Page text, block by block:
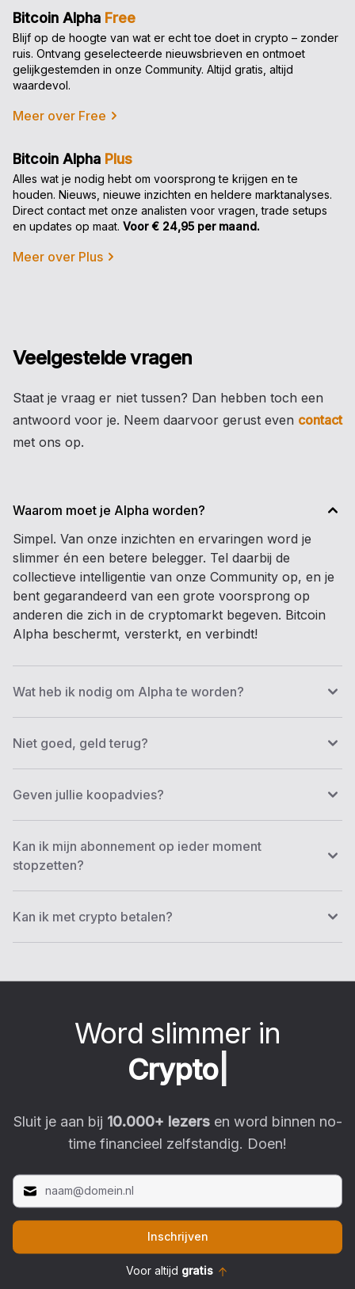
Bitcoin Alpha Free
Blijf op de hoogte van wat er echt toe doet in crypto – zonder
ruis. Ontvang geselecteerde nieuwsbrieven en ontmoet
gelijkgestemden in onze Community. Altijd gratis, altijd
waardevol.
Meer over Free
Bitcoin Alpha Plus
Alles wat je nodig hebt om voorsprong te krijgen en te
houden. Nieuws, nieuwe inzichten en heldere marktanalyses.
Direct contact met onze analisten voor vragen, trade setups
en updates op maat. Voor € 24,95 per maand.
Meer over Plus
Veelgestelde vragen
Staat je vraag er niet tussen? Dan hebben toch een
antwoord voor je. Neem daarvoor gerust even contact
met ons op.
Waarom moet je Alpha worden?
Simpel. Van onze inzichten en ervaringen word je
slimmer én een betere belegger. Tel daarbij de
collectieve intelligentie van onze Community op, en je
bent gegarandeerd van een grote voorsprong op
anderen die zich in de cryptomarkt begeven. Bitcoin
Alpha beschermt, versterkt, en verbindt!
Wat heb ik nodig om Alpha te worden?
Niet goed, geld terug?
Geven jullie koopadvies?
Kan ik mijn abonnement op ieder moment
stopzetten?
Kan ik met crypto betalen?
Word slimmer in
Crypto
Sluit je aan bij 10.000+ lezersen word binnen no-
time financieel zelfstandig. Doen!
Inschrijven
Voor altijd gratis